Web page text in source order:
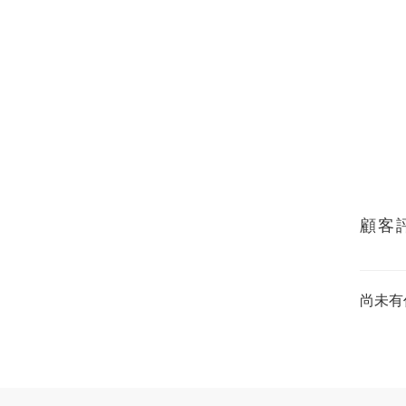
顧客
尚未